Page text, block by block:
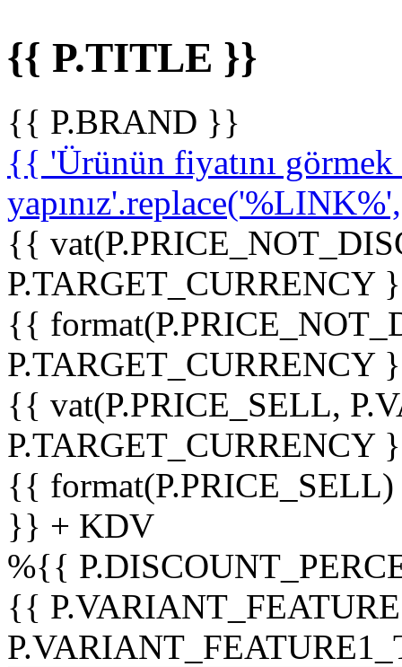
{{ P.TITLE }}
{{ P.BRAND }}
{{ 'Ürünün fiyatını
{{
P.TARGET_CURRENCY
{{
P.TARGET_CURRENCY
{{ vat(P.PRICE_SELL,
P.TARGET_CURRENCY
{{
}} + KDV
%{{
{{